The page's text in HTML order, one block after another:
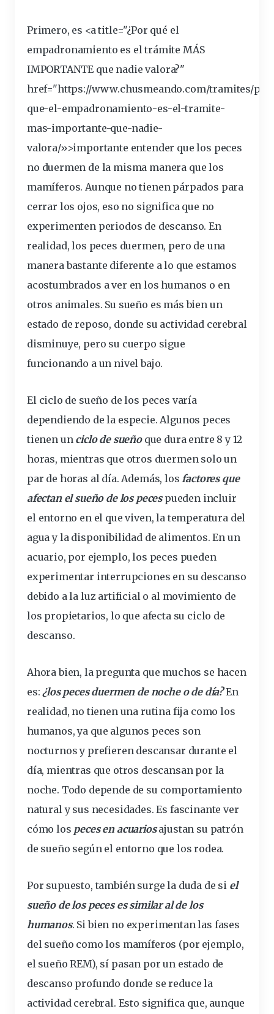
Primero, es <a title="¿Por qué el
empadronamiento es el trámite MÁS
IMPORTANTE que nadie valora?"
href="https://www.chusmeando.com/tramites/
que-el-empadronamiento-es-el-tramite-
mas-importante-que-nadie-
valora/»>importante entender que los peces
no duermen de la misma manera que los
mamíferos. Aunque no tienen párpados para
cerrar los ojos, eso no significa que no
experimenten periodos de descanso. En
realidad,los peces duermen, pero de una
manera bastante diferente a lo que estamos
acostumbrados a ver en loshumanos o en
otros animales. Su sueño es más bien un
estado de reposo, donde su actividad cerebral
disminuye, pero su cuerpo sigue
funcionando a un nivel bajo.
El ciclo de sueño de los peces varía
dependiendo de la especie. Algunos peces
tienen un ciclo de sueñoque dura entre 8 y 12
horas, mientras que otros duermen solo un
par de horas al día. Además, los factores que
afectan el sueño de los pecespueden incluir
el entorno en el que viven, la temperatura del
agua y la disponibilidad de alimentos. En un
acuario, por ejemplo, los peces pueden
experimentar interrupciones en su descanso
debido a la luz artificial o al movimiento de
los propietarios, lo que afecta su ciclo de
descanso.
Ahora bien, la pregunta que muchos se hacen
es:¿los peces duermen de nocheo de día?En
realidad, no tienen una rutina fija como los
humanos, ya que algunos peces son
nocturnos y prefieren descansar durante el
día, mientras que otros descansan por la
noche. Todo depende de su comportamiento
natural y sus necesidades. Es fascinante ver
cómo los peces en acuariosajustan su patrón
de sueño según el entorno que los rodea.
Por supuesto, también surge la duda de si el
sueño de los peces es similar al de los
humanos. Si bien no experimentan las fases
del sueño como los mamíferos (por ejemplo,
el sueño REM), sí pasan por un estado de
descanso profundo donde se reduce la
actividad cerebral. Esto significa que, aunque